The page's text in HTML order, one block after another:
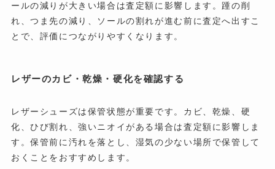
ールの減りが大きい場合は査定額に影響します。踵の削
れ、つま先の減り、ソールの割れが進む前に査定へ出すこ
とで、評価につながりやすくなります。
レザーのカビ・乾燥・硬化を確認する
レザーシューズは保管状態が重要です。カビ、乾燥、硬
化、ひび割れ、強いニオイがある場合は査定額に影響しま
す。保管前に汚れを落とし、湿気の少ない場所で保管して
おくことをおすすめします。